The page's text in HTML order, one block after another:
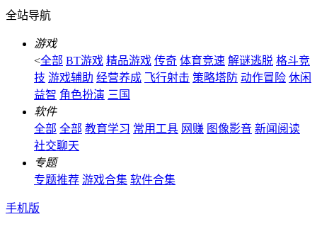
全站导航
游戏
<全部 BT游戏 精品游戏 传奇 体育竞速 解谜逃脱 格斗竞
技 游戏辅助 经营养成 飞行射击 策略塔防 动作冒险 休闲
益智 角色扮演 三国
软件
全部 全部 教育学习 常用工具 网赚 图像影音 新闻阅读
社交聊天
专题
专题推荐 游戏合集 软件合集
手机版